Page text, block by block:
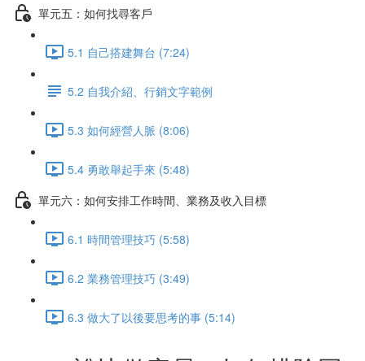
單元五：如何找尋客戶
5.1 自己搭建舞台 (7:24)
5.2 自我介紹、行銷文字範例
5.3 如何經營人脈 (8:06)
5.4 勇敢舉起手來 (5:48)
單元六：如何安排工作時間、業務及收入目標
6.1 時間管理技巧 (5:58)
6.2 業務管理技巧 (3:49)
6.3 做大了以後要思考的事 (5:14)